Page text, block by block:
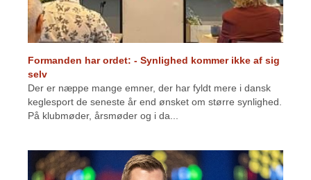
Formanden har ordet: - Synlighed kommer ikke af sig
selv
Der er næppe mange emner, der har fyldt mere i dansk
keglesport de seneste år end ønsket om større synlighed.
På klubmøder, årsmøder og i da...